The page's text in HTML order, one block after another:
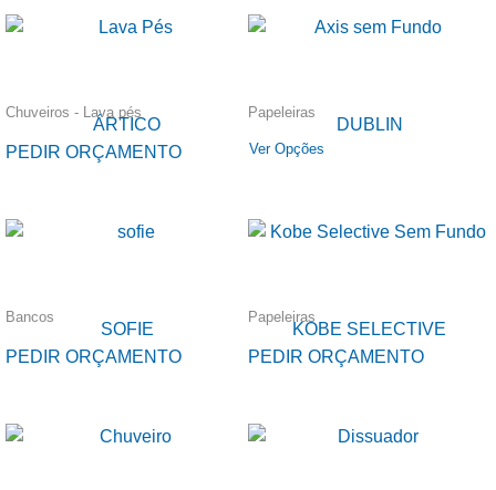
Chuveiros - Lava pés
ÁRTICO
PEDIR ORÇAMENTO
Papeleiras
DUBLIN
Ver Opções
Bancos
SOFIE
PEDIR ORÇAMENTO
Papeleiras
KOBE SELECTIVE
PEDIR ORÇAMENTO